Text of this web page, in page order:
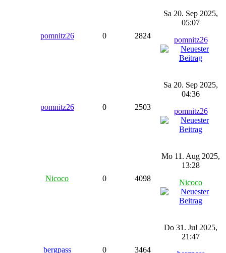
pomnitz26 0 2824
Sa 20. Sep 2025,
05:07
pomnitz26
pomnitz26 0 2503
Sa 20. Sep 2025,
04:36
pomnitz26
Nicoco 0 4098
Mo 11. Aug 2025,
13:28
Nicoco
bergpass 0 3464
Do 31. Jul 2025,
21:47